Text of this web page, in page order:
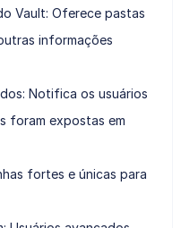
Vault: Oferece pastas
informações
Notifica os usuários
foram expostas em
fortes e únicas para